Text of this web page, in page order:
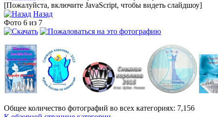
[Пожалуйста, включите JavaScript, чтобы видеть слайдшоу]
Назад
Фото 6 из 7
Общее количество фотографий во всех категориях: 7,156